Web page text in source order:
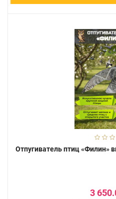
Отпугиватель птиц «Филин»
3